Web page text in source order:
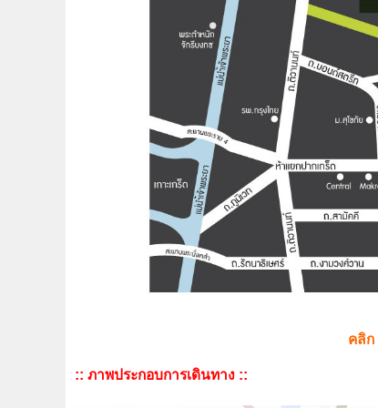
คลิก
:: ภาพประกอบการเดินทาง ::